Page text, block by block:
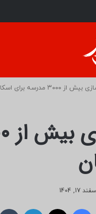
مدرسه برای اسکان جنگ‌زدگان
17, 1404
ایکس